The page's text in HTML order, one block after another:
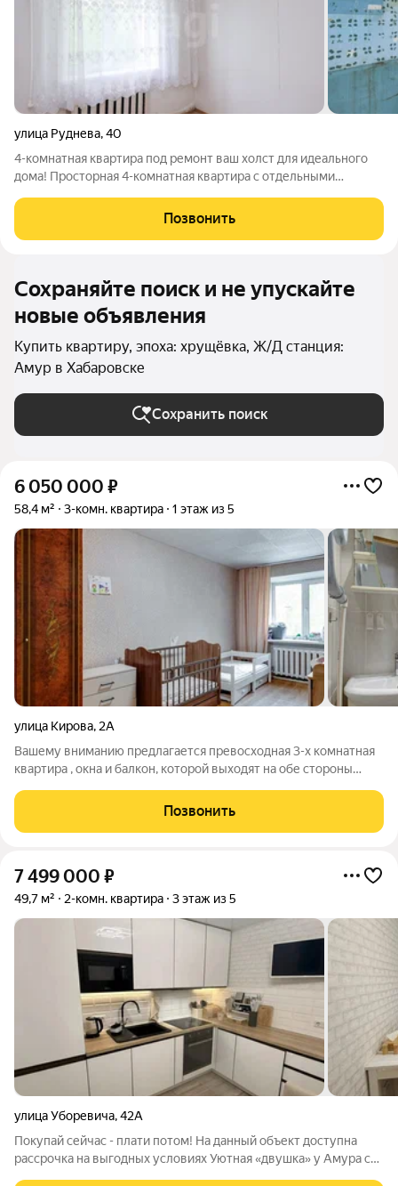
улица Руднева,40
4-комнатная квартира под ремонт ваш холст для идеального
дома! Просторная 4-комнатная квартира с отдельными
пространство. Никакой тесноты только свобода планировкиПозвонить
Сохраняйте поиск и не упускайте
новые объявления
Купить квартиру, эпоха: хрущёвка, Ж/Д станция:
Амур в Хабаровске
Сохранить поиск
6 050 000 ₽
58,4 м² 3-комн. квартира 1 этаж из 5
улица Кирова, 2А
Вашему вниманию предлагается превосходная 3-х комнатная
квартира , окна и балкон, которой выходят на обе стороны
всего дня и при проветривании будет всегда свежий воздух.
ОЦЕНИТЕ
Позвонить
7 499 000 ₽
49,7 м² 2-комн. квартира 3 этаж из 5
улица Уборевича,42А
Покупай сейчас - плати потом! На данный объект доступна
рассрочка на выгодных условиях Уютная «двушка» у Амура с